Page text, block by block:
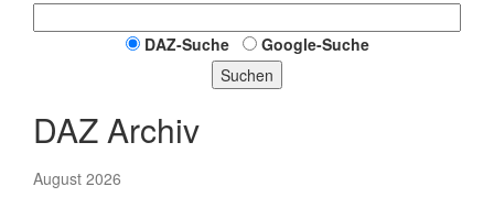
DAZ-Suche
Google-Suche
Suchen
DAZ Archiv
August 2026